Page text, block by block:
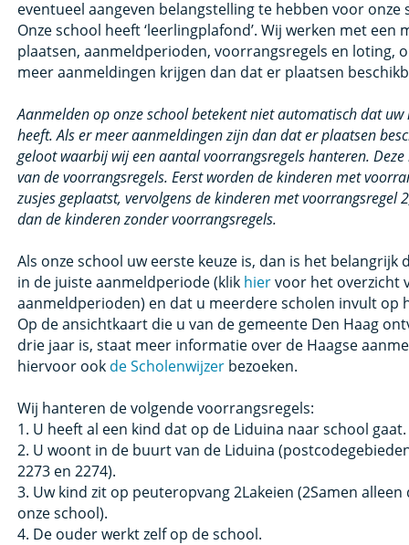
eventueel aangeven belangstelling te hebben voor onze
Onze school heeft ‘leerlingplafond’. Wij werken met een
plaatsen, aanmeldperioden, voorrangsregels en loting,
meer aanmeldingen krijgen dan dat er plaatsen
Aanmelden op onze school betekent niet automatisch dat
heeft. Als er meer aanmeldingen zijn dan dat er plaatsen
geloot waarbij wij een aantal voorrangsregels hanteren.
van de voorrangsregels. Eerst worden de kinderen met
zusjes geplaatst, vervolgens de kinderen met voorrangsregel
dan de kinderen zonder voorrangsregels.
Als onze school uw eerste keuze is, dan is het belangrijk
in de juiste aanmeldperiode (klik hiervoor het overzicht
aanmeldperioden) en dat u meerdere scholen invult op
Op de ansichtkaart die u van de gemeente Den Haag
drie jaar is, staat meer informatie over de Haagse
hiervoor ook de Scholenwijzer bezoeken.
Wij hanteren de volgende voorrangsregels:
1. U heeft al een kind dat op de Liduina naar school
2. U woont in de buurt van de Liduina
2273 en 2274).
3. Uw kind zit op peuteropvang 2Lakeien (2Samen
onze school).
4. De ouder werkt zelf op de school.